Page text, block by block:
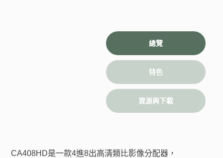
總覽
特色
資源與下載
CA408HD是一款4進8出高清類比影像分配器，